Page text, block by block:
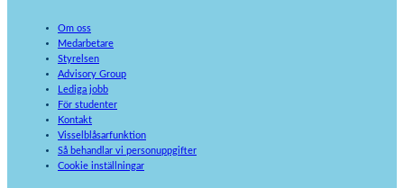
Om oss
Medarbetare
Styrelsen
Advisory Group
Lediga jobb
För studenter
Kontakt
Visselblåsarfunktion
Så behandlar vi personuppgifter
Cookie inställningar